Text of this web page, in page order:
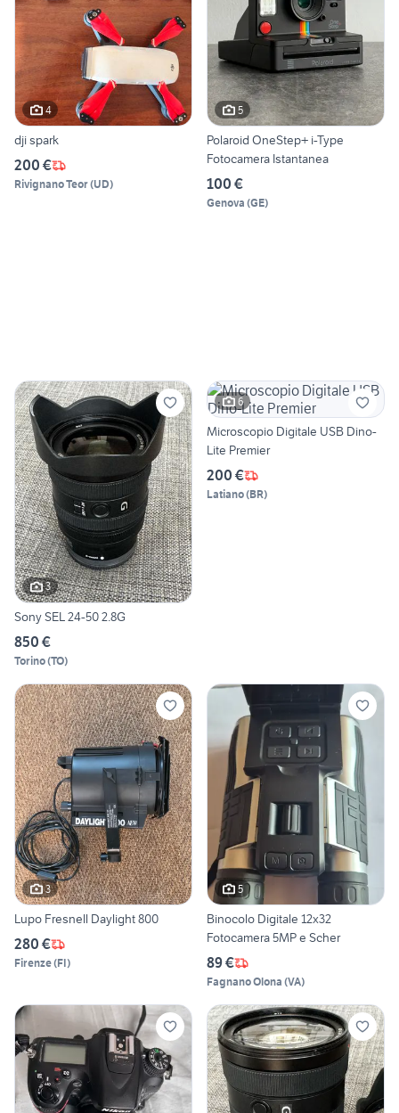
4
dji spark
200 €
Rivignano Teor(UD)
5
Polaroid OneStep+ i-Type
Fotocamera Istantanea
100 €
Genova (GE)
3
Sony SEL 24-50 2.8G
850 €
Torino(TO)
6
Microscopio Digitale USB Dino-
Lite Premier
200 €
Latiano(BR)
3
Lupo Fresnell Daylight 800
280 €
Firenze(FI)
5
Binocolo Digitale 12x32
Fotocamera 5MP e Scher
89 €
Fagnano Olona (VA)